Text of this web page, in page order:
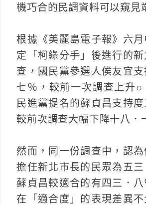
機巧合的民調資料可以窺見
根據《美麗島電子報》六
定「柯綠分手」後進行的
查，國民黨參選人侯友宜支
七％，較前一次調查上升○
民進黨提名的蘇貞昌支持度
較前次調查大幅下降十八．
然而，同一份調查中，認
擔任新北市長的民眾為五
蘇貞昌較適合的有四三．
在「適合度」的表現差異